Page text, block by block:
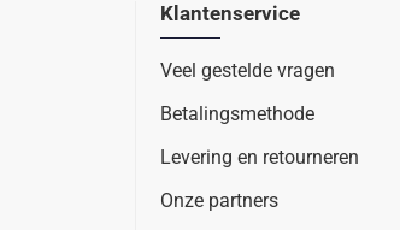
Klantenservice
Veel gestelde vragen
Betalingsmethode
Levering en retourneren
Onze partners